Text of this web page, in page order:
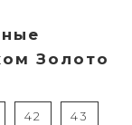
Золото
42 43